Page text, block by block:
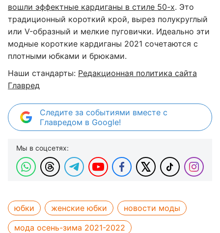
вошли эффектные кардиганы в стиле 50-х. Это
традиционный короткий крой, вырез полукруглый
или V-образный и мелкие пуговички. Идеально эти
модные короткие кардиганы 2021 сочетаются с
плотными юбками и брюками.
Наши стандарты: Редакционная политика сайта
Главред
Следите за событиями вместе с
Главредом в Google!
Мы в соцсетях:
юбки женские юбки
новости моды
мода осень-зима 2021-2022